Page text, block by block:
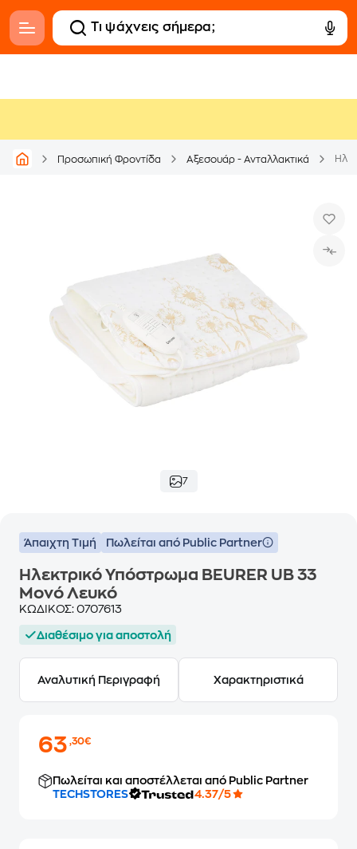
Προσωπική Φροντίδα Αξεσουάρ - Ανταλλακτικά
7
Άπαιχτη Τιμή Πωλείται από Public Partner
Ηλεκτρικό Υπόστρωμα BEURER UB 33
Mονό Λευκό
ΚΩΔΙΚΟΣ: 0707613
Διαθέσιμο για αποστολή
Αναλυτική Περιγραφή Χαρακτηριστικά
63,30€
Πωλείται και αποστέλλεται από Public Partner
TECHSTORES
4.37/5